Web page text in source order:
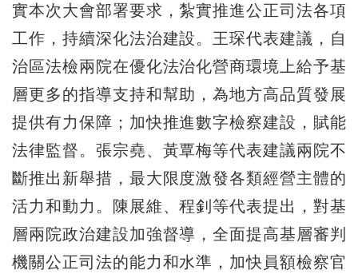
實本次大會部署要求，紮實推進公正司法各項
工作，持續深化法治建設。王琛代表建議，自
治區法檢兩院在優化法治化營商環境上給予基
層更多的指導支持和幫助，為地方高品質發展
提供有力保障；加快推進數字檢察建設，賦能
法律監督。張宗堯、黃覃梅等代表建議兩院不
斷推出新舉措，最大限度激發各類經營主體的
活力和動力。陳展維、程釗等代表提出，對基
層兩院政治建設加強督導，全面提高基層審判
機關公正司法的能力和水準，加快員額檢察官